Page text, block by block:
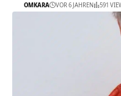
OMKARA VOR 6 JAHREN 591